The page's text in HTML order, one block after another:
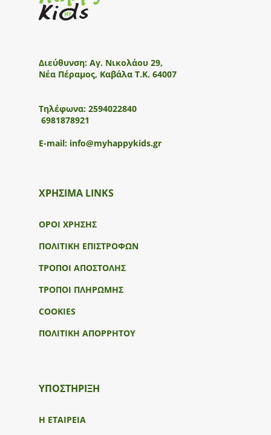
Διεύθυνση: Αγ. Νικολάου 29,
Νέα Πέραμος, Καβάλα Τ.Κ. 64007
Τηλέφωνα: 2594022840
6981878921
E-mail: info@myhappykids.gr
ΧΡΗΣΙΜΑ LINKS
ΟΡΟΙ ΧΡΗΣΗΣ
ΠΟΛΙΤΙΚΗ ΕΠΙΣΤΡΟΦΩΝ
ΤΡΟΠΟΙ ΑΠΟΣΤΟΛΗΣ
ΤΡΟΠΟΙ ΠΛΗΡΩΜΗΣ
COOKIES
ΠΟΛΙΤΙΚΗ ΑΠΟΡΡΗΤΟΥ
ΥΠΟΣΤΉΡΙΞΗ
Η ΕΤΑΙΡΕΙΑ